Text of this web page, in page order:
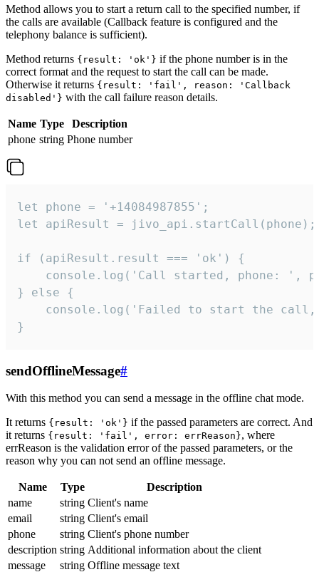
Method allows you to start a return call to the specified number, if
the calls are available (Callback feature is configured and the
telephony balance is sufficient).
Method returns {result: 'ok'} if the phone number is in the
correct format and the request to start the call can be made.
Otherwise it returns {result: 'fail', reason: 'Callback
disabled'} with the call failure reason details.
Name Type
Description
phone string Phone number
let phone = '+14084987855';
let apiResult = jivo_api.startCall(phone);
if (apiResult.result === 'ok') {
console.log('Call started, phone: ',
} else {
console.log('Failed to start the
}
sendOfflineMessage#
With this method you can send a message in the offline chat mode.
It returns {result: 'ok'} if the passed parameters are correct. And
it returns {result: 'fail', error: errReason}, where
errReason is the validation error of the passed parameters, or the
reason why you can not send an offline message.
Name Type
Description
name
string Client's name
email
string Client's email
phone
string Client's phone number
description string Additional information about the client
message
string Offline message text